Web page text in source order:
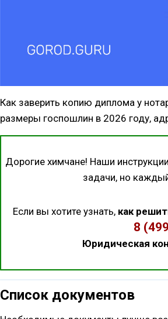
Как заверить копию диплома у
размеры госпошлин в 2026 году,
Дорогие химчане! Наши
задачи, но
Если вы хотите узнать, как
8
Юридическая
Список документов